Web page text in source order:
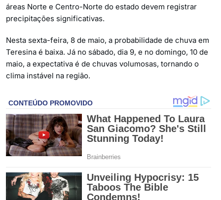
áreas Norte e Centro-Norte do estado devem registrar
precipitações significativas.
Nesta sexta-feira, 8 de maio, a probabilidade de chuva em
Teresina é baixa. Já no sábado, dia 9, e no domingo, 10 de
maio, a expectativa é de chuvas volumosas, tornando o
clima instável na região.